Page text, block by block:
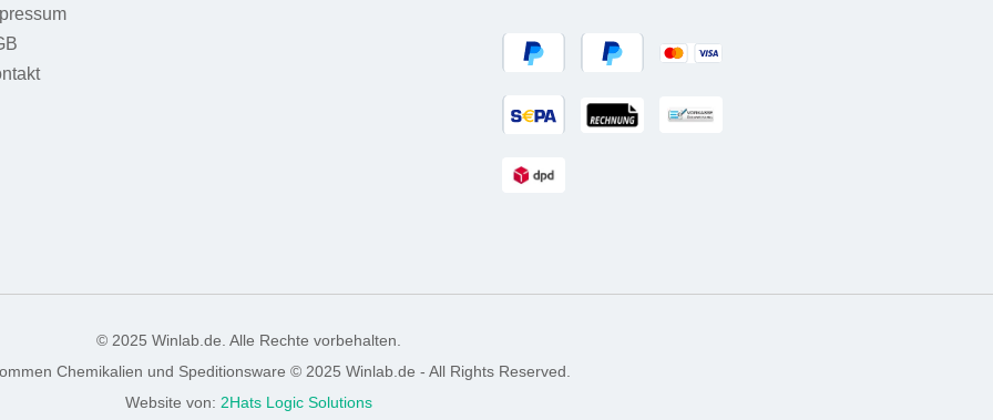
© 2025 Winlab.de. Alle Rechte vorbehalten.
Chemikalien und Speditionsware © 2025 Winlab.de - All Rights Reserved.
Website von: 2Hats Logic Solutions